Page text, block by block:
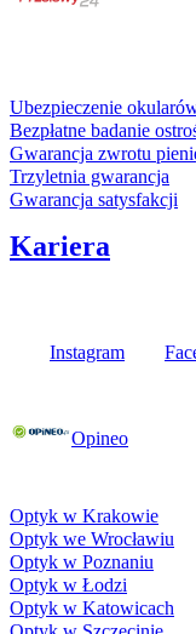
Ubezpieczenie
Bezpłatne badanie
Gwarancja zwrotu
Trzyletnia gwarancja
Gwarancja satysfakcji
Kariera
Instagram
Opineo
Optyk w Krakowie
Optyk we Wrocławiu
Optyk w Poznaniu
Optyk w Łodzi
Optyk w Katowicach